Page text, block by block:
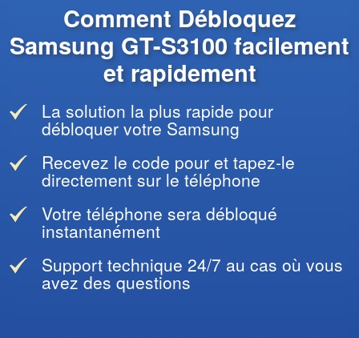
Comment Débloquez
Samsung GT-S3100 facilement
et rapidement
La solution la plus rapide pour
débloquer votre Samsung
Recevez le code pour et tapez-le
directement sur le téléphone
Votre téléphone sera débloqué
instantanément
Support technique 24/7 au cas où vous
avez des questions